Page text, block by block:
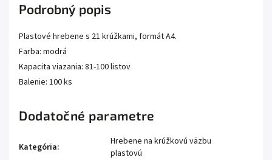
Podrobný popis
Plastové hrebene s 21 krúžkami, formát A4.
Farba: modrá
Kapacita viazania: 81-100 listov
Balenie: 100 ks
Dodatočné parametre
Kategória:
Hrebene na krúžkovú väzbu
plastovú